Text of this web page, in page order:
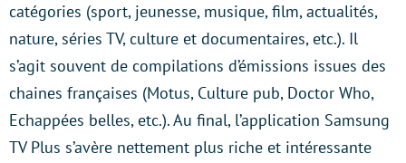
catégories (sport, jeunesse, musique, film, actualités,
nature, séries TV, culture et documentaires, etc.). Il
s’agit souvent de compilations d’émissions issues des
chaines françaises (Motus, Culture pub, Doctor Who,
Echappées belles, etc.). Au final, l’application Samsung
TV Plus s’avère nettement plus riche et intéressante